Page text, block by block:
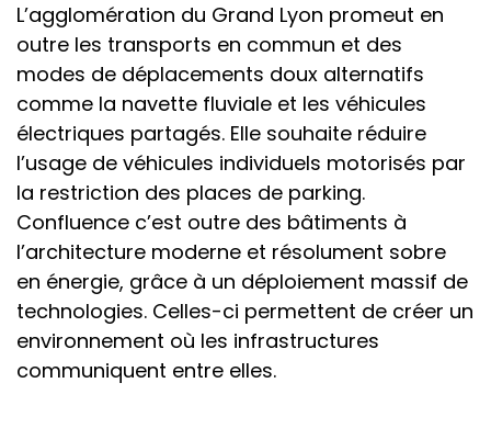
L’agglomération du Grand Lyon promeut en
outre les transports en commun et des
modes de déplacements doux alternatifs
comme la navette fluviale et les véhicules
électriques partagés. Elle souhaite réduire
l’usage de véhicules individuels motorisés par
la restriction des places de parking.
Confluence c’est outre des bâtiments à
l’architecture moderne et résolument sobre
en énergie, grâce à un déploiement massif de
technologies. Celles-ci permettent de créer un
environnement où les infrastructures
communiquent entre elles.